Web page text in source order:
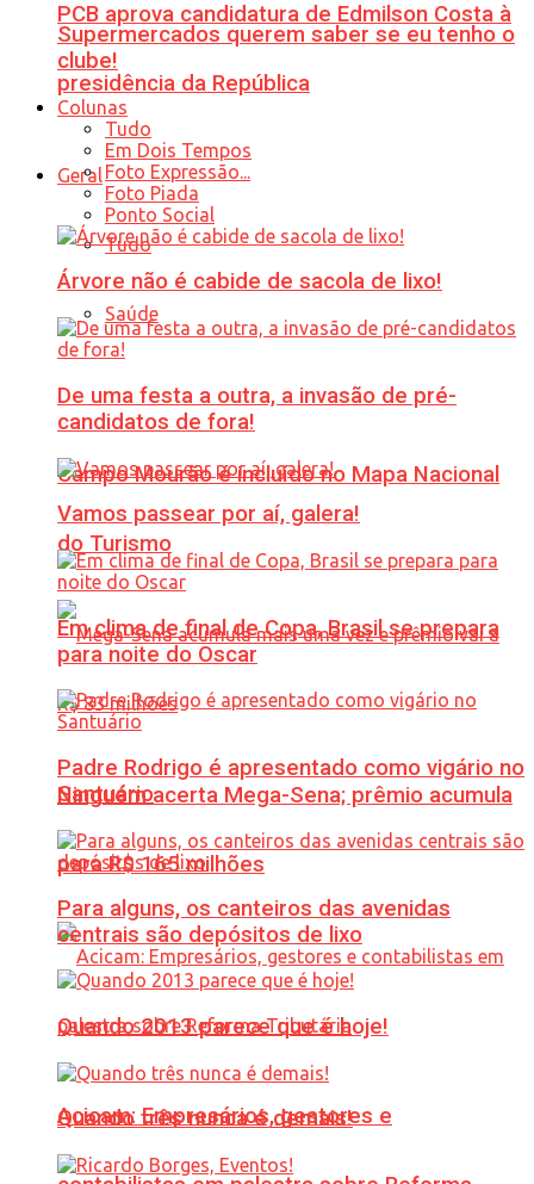
PCB aprova candidatura de Edmilson Costa à
presidência da República
Geral
Tudo
Saúde
Campo Mourão é incluído no Mapa Nacional
do Turismo
Ninguém acerta Mega-Sena; prêmio acumula
para R$ 165 milhões
Acicam: Empresários, gestores e
Supermercados querem saber se eu tenho o
clube!
Colunas
Tudo
Em Dois Tempos
Foto Expressão...
Foto Piada
Ponto Social
Árvore não é cabide de sacola de lixo!
De uma festa a outra, a invasão de pré-
candidatos de fora!
Vamos passear por aí, galera!
Em clima de final de Copa, Brasil se prepara
para noite do Oscar
Padre Rodrigo é apresentado como vigário no
Santuário
Para alguns, os canteiros das avenidas
centrais são depósitos de lixo
Quando 2013 parece que é hoje!
Quando três nunca é demais!